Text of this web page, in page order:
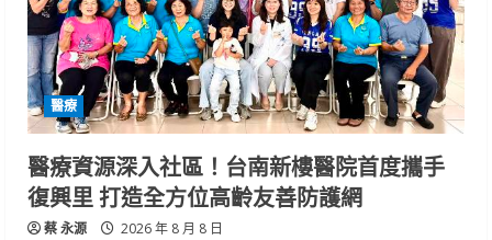
醫療
醫療資源深入社區！台南新樓醫院首度攜手
復興里 打造全方位高齡友善防護網
蔡 永源 2026 年 8 月 8 日